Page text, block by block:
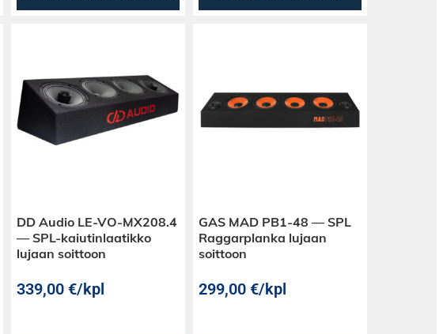
DD Audio LE-VO-MX208.4
— SPL-kaiutinlaatikko
lujaan soittoon
339,00 €/kpl
GAS MAD PB1-48 — SPL
Raggarplanka lujaan
soittoon
299,00 €/kpl